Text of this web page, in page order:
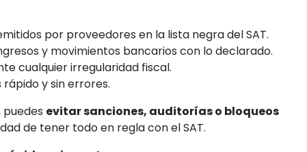
por proveedores en la lista negra del SAT.
y movimientos bancarios con lo declarado.
cualquier irregularidad fiscal.
y sin errores.
puedes evitar sanciones, auditorías o bloqueos
de tener todo en regla con el SAT.